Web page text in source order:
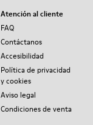
Atención al cliente
FAQ
Contáctanos
Accesibilidad
Política de privacidad
y cookies
Aviso legal
Condiciones de venta